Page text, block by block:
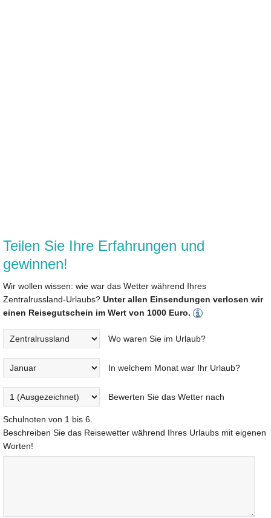
Teilen Sie Ihre Erfahrungen und
gewinnen!
Wir wollen wissen: wie war das Wetter während Ihres
Zentralrussland-Urlaubs? Unter allen Einsendungen verlosen wir
einen Reisegutschein im Wert von 1000 Euro.
Wo waren Sie im Urlaub?
In welchem Monat war Ihr Urlaub?
Bewerten Sie das Wetter nach
Schulnoten von 1 bis 6.
Beschreiben Sie das Reisewetter während Ihres Urlaubs mit eigenen
Worten!